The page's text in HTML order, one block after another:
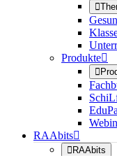

Produkte

RAAbits
RAAbits